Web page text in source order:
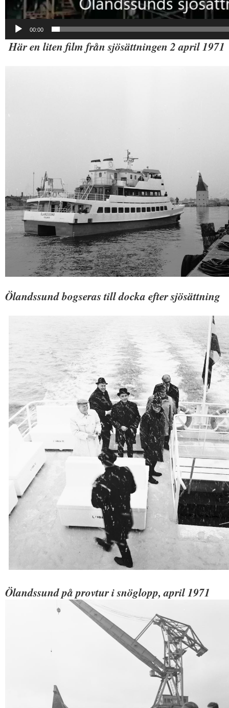
00:00
Här en liten film från sjösättningen 2 april 1971
Ölandssund bogseras till docka efter sjösättning
Ölandssund på provtur i snöglopp, april 1971